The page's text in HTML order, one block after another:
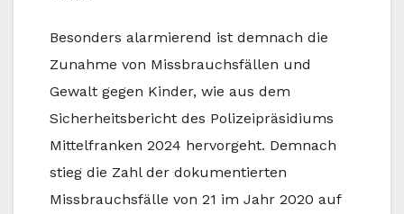
Besonders alarmierend ist demnach die
Zunahme von Missbrauchsfällen und
Gewalt gegen Kinder, wie aus dem
Sicherheitsbericht des Polizeipräsidiums
Mittelfranken 2024 hervorgeht. Demnach
stieg die Zahl der dokumentierten
Missbrauchsfälle von 21 im Jahr 2020 auf